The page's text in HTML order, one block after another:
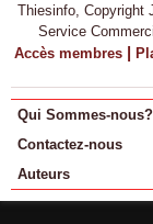
Thiesinfo, Copyright
Service
Accès membres |
Qui Sommes-nous?
Contactez-nous
Auteurs